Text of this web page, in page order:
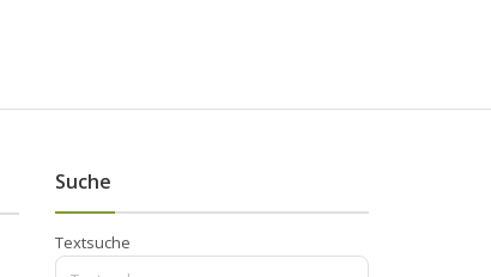
Suche
Textsuche